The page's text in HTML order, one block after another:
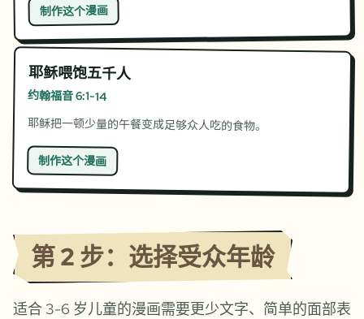
制作这个漫画
耶稣喂饱五千人
约翰福音 6:1-14
耶稣把一顿少量的午餐变成足够众人吃的食物。
制作这个漫画
第 2 步：选择受众年龄
适合 3-6 岁儿童的漫画需要更少文字、简单的面部表